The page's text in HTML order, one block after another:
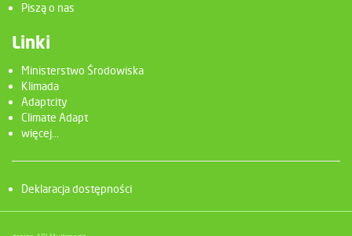
Piszą o nas
Linki
Ministerstwo Środowiska
Klimada
Adaptcity
Climate Adapt
więcej...
Deklaracja dostępności